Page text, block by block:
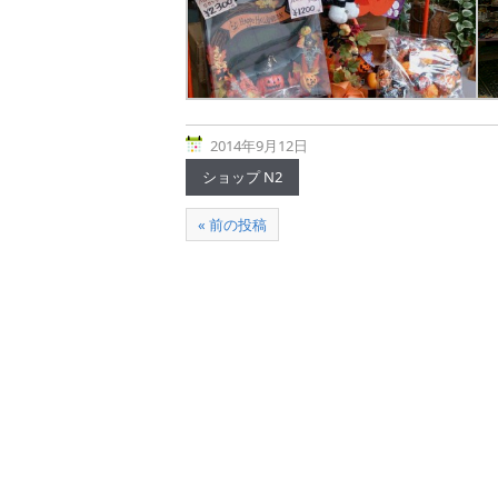
2014年9月12日
ショップ N2
« 前の投稿